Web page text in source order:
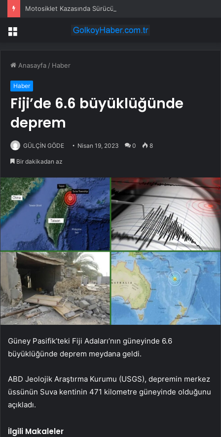
Motosiklet Kazasında Sürücü Hayatını Kaybetti
Menü
Anasayfa / Haber
Haber
Fiji’de 6.6 büyüklüğünde
deprem
GÜLÇİN GÖDE Nisan 19, 2023 0 8
Bir dakikadan az
Güney Pasifik’teki Fiji Adaları’nın güneyinde 6.6
büyüklüğünde deprem meydana geldi.
ABD Jeolojik Araştırma Kurumu (USGS), depremin merkez
üssünün Suva kentinin 471 kilometre güneyinde olduğunu
açıkladı.
İlgili Makaleler